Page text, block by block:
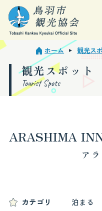
TOP
鳥羽を知る
観光スポッ
観光スポット
Tourist Spots
ホーム 観光ス
ARASHIMA
ア
カテゴリ
泊まる